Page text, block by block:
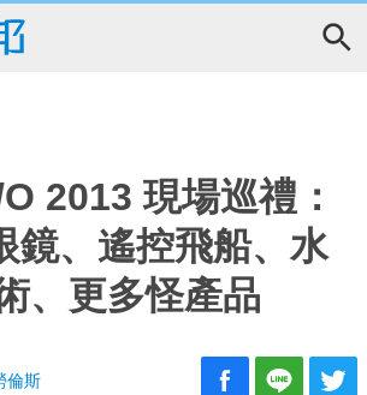
2013 現場巡禮：
鏡、遙控飛船、水
、更多怪產品
倫斯